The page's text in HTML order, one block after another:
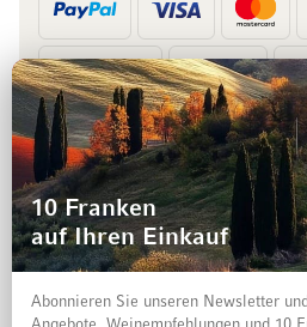
Vorkasse
10 Franken
auf Ihren Einkauf
Abonnieren Sie unseren Newsletter